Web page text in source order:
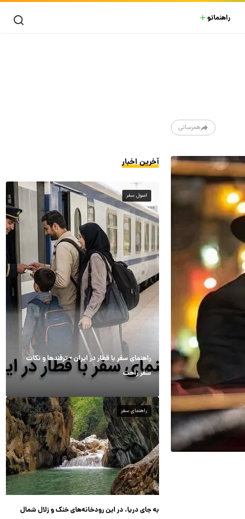
راهنماتو
همرسانی
آخرین اخبار
اصول سفر
راهنمای سفر با قطار در ایران + ترفندها و نکات
سفر راحت
راهنمای سفر
به جای دریا، در این رودخانه‌های خنک و زلال شمال